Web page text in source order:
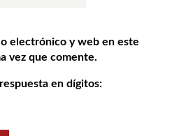
electrónico y web en este
vez que comente.
en dígitos: